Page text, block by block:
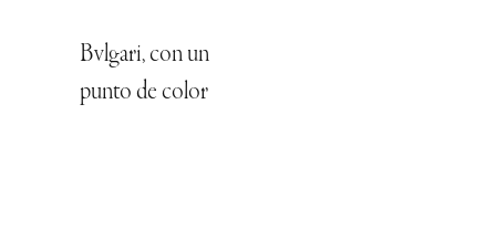
Bvlgari, con un
punto de color